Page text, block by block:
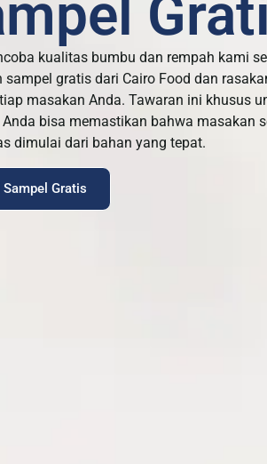
kualitas bumbu dan rempah kami
sampel gratis dari Cairo Food dan
masakan Anda. Tawaran ini khusus
bisa memastikan bahwa masakan
dimulai dari bahan yang tepat.
Gratis